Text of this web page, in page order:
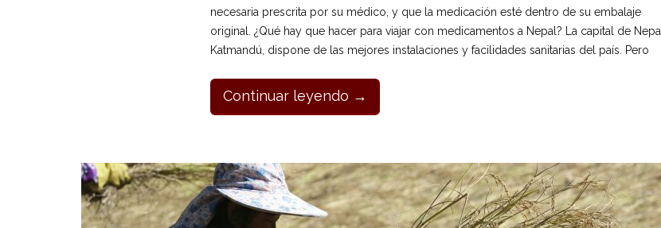
necesaria prescrita por su médico, y que la medicación esté dentro de su embalaje
original. ¿Qué hay que hacer para viajar con medicamentos a Nepal? La capital de Nepal,
Katmandú, dispone de las mejores instalaciones y facilidades sanitarias del país. Pero
Continuar leyendo →